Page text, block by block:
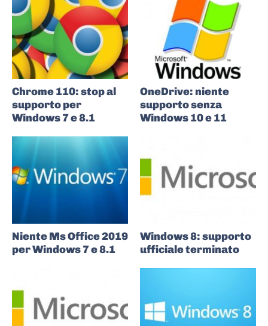
Chrome 110: stop al
supporto per
Windows 7 e 8.1
OneDrive: niente
supporto senza
Windows 10 e 11
Niente Ms Office 2019
per Windows 7 e 8.1
Windows 8: supporto
ufficiale terminato